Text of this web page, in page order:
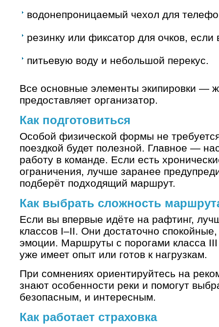
водонепроницаемый чехол для
резинку или фиксатор для очков, если
питьевую воду и небольшой перекус.
Все основные элементы экипировки —
предоставляет организатор.
Как подготовиться
Особой физической формы не
поездкой будет полезной. Главное —
работу в команде. Если есть
ограничения, лучше заранее
подберёт подходящий маршрут.
Как выбрать сложность
Если вы впервые идёте на рафтинг,
классов I–II. Они достаточно
эмоции. Маршруты с порогами класса
уже имеет опыт или готов к нагрузкам.
При сомнениях ориентируйтесь на
знают особенности реки и помогут
безопасным, и интересным.
Как работает страховка